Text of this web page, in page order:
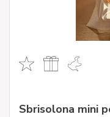
Sbrisolona mini